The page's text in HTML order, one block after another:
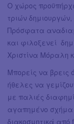
Ο χώρος
τριών δημιουργών,
Πρόσφατα
και φιλοξενεί
Χριστίνα Μόραλη
Μπορείς να βρεις
ήθελες να
με παλιές
αγαπημένο σχήμα
διακοσμητικά από